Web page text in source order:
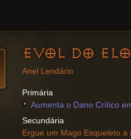
EVOL DO
Anel Lendário
Primária
Aumenta o Dano Crítico
Secundária
Ergue um Mago Esqueleto